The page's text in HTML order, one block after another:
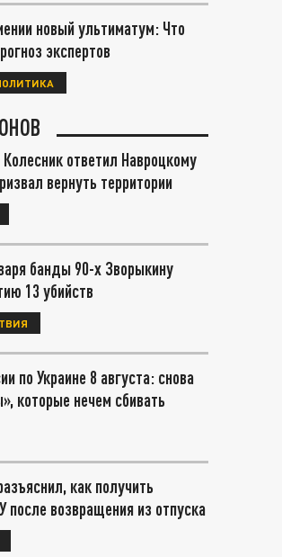
новый ультиматум: Что
экспертов
ответил Навроцкому
вернуть территории
банды 90-х Зворыкину
13 убийств
по Украине 8 августа: снова
которые нечем сбивать
как получить
после возвращения из отпуска